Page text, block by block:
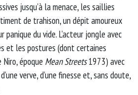
jusqu’à la menace, les saillies
de trahison, un dépit amoureux
panique du vide. L’acteur jongle avec
et les postures (dont certaines
époque Mean Streets1973) avec
verve, d’une finesse et, sans doute,